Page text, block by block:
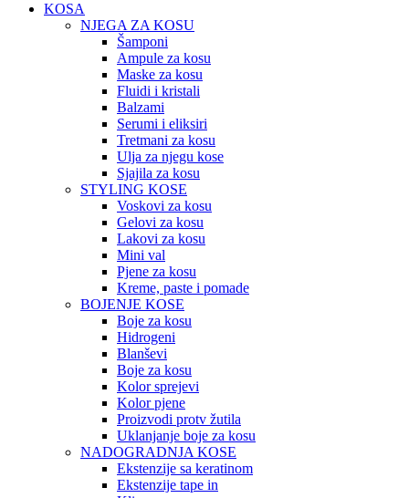
KOSA
NJEGA ZA KOSU
Šamponi
Ampule za kosu
Maske za kosu
Fluidi i kristali
Balzami
Serumi i eliksiri
Tretmani za kosu
Ulja za njegu kose
Sjajila za kosu
STYLING KOSE
Voskovi za kosu
Gelovi za kosu
Lakovi za kosu
Mini val
Pjene za kosu
Kreme, paste i pomade
BOJENJE KOSE
Boje za kosu
Hidrogeni
Blanševi
Boje za kosu
Kolor sprejevi
Kolor pjene
Proizvodi protv žutila
Uklanjanje boje za kosu
NADOGRADNJA KOSE
Ekstenzije sa keratinom
Ekstenzije tape in